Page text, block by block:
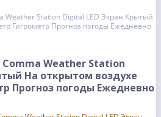
Weather Station Digital LED Экран Крытый
Гигрометр Прогноз погоды Ежедневно
Comma Weather Station
На открытом воздухе
Прогноз погоды Ежедневно